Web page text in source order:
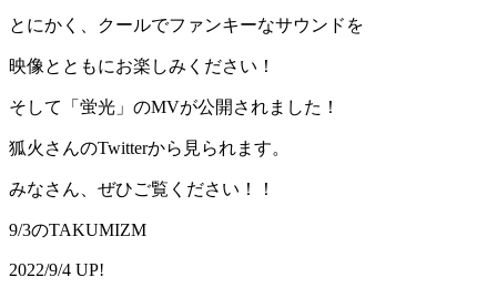
とにかく、クールでファンキーなサウンドを
映像とともにお楽しみください！
そして「蛍光」のMVが公開されました！
狐火さんのTwitterから見られます。
みなさん、ぜひご覧ください！！
9/3のTAKUMIZM
2022/9/4 UP!